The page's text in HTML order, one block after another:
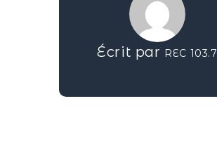
Écrit par REC 103.7